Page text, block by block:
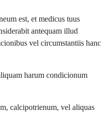
est, et medicus tuus
antequam illud
vel circumstantiis hanc
harum condicionum
calcipotrienum, vel aliquas